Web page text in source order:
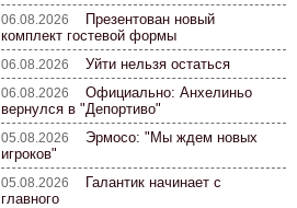
06.08.2026
Презентован новый
комплект гостевой формы
06.08.2026 Уйти нельзя остаться
06.08.2026 Официально: Анхелиньо
вернулся в "Депортиво"
05.08.2026 Эрмосо: "Мы ждем новых
игроков"
05.08.2026
Галантик начинает с
главного